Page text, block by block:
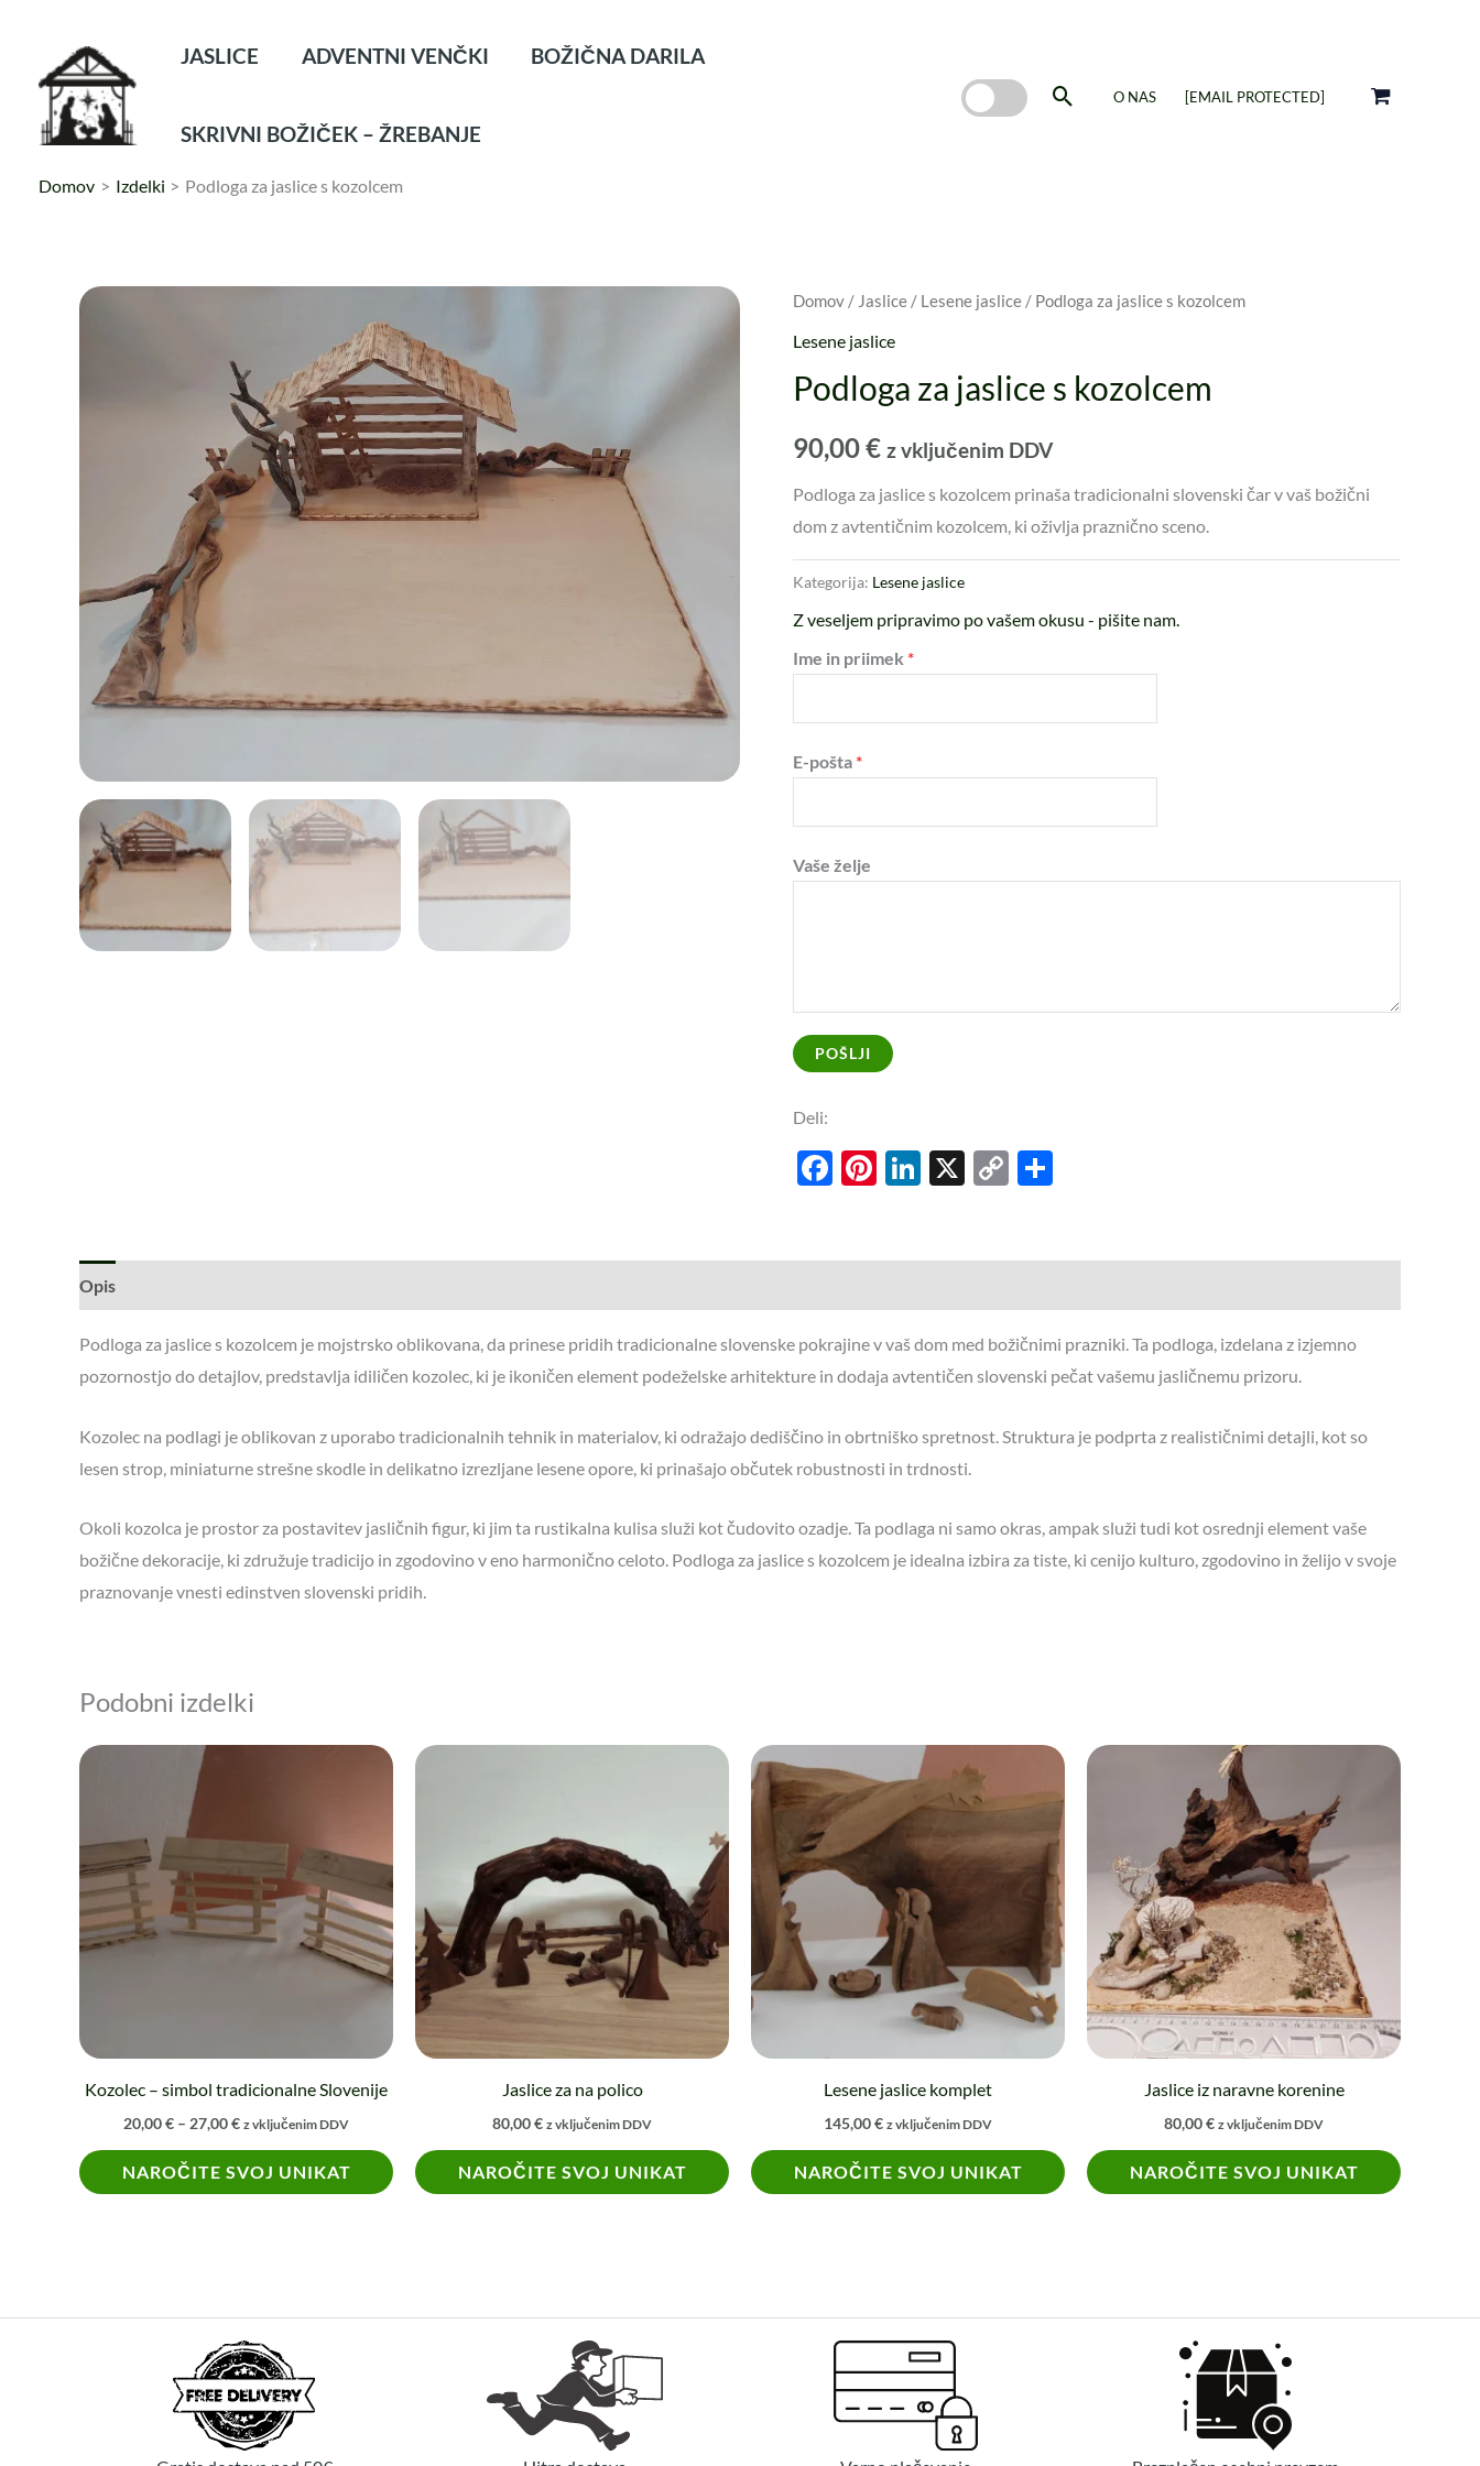
vsebino
JASLICE ADVENTNI VENČKI BOŽIČNA DARILA
SKRIVNI BOŽIČEK – ŽREBANJE
IskanjeO NAS [EMAIL PROTECTED]
Domov Izdelki Podloga za jaslice s kozolcem
Domov / Jaslice / Lesene jaslice / Podloga za jaslice s kozolcem
Lesene jaslice
Podloga za jaslice s kozolcem
90,00€ z vključenim DDV
Podloga za jaslice s kozolcem prinaša tradicionalni slovenski čar v vaš božični
dom z avtentičnim kozolcem, ki oživlja praznično sceno.
Kategorija: Lesene jaslice
Z veseljem pripravimo po vašem okusu - pišite nam.
Ime in priimek *
E-pošta *
Vaše želje
POŠLJI
Deli:
Facebook
Pinterest
LinkedIn
X
Copy
Opis
Podloga za jaslice s kozolcem je mojstrsko oblikovana, da prinese pridih tradicionalne slovenske pokrajine v vaš dom med božičnimi prazniki. Ta podloga, izdelana z izjemno
pozornostjo do detajlov, predstavlja idiličen kozolec, ki je ikoničen element podeželske arhitekture in dodaja avtentičen slovenski pečat vašemu jasličnemu prizoru.
Kozolec na podlagi je oblikovan z uporabo tradicionalnih tehnik in materialov, ki odražajo dediščino in obrtniško spretnost. Struktura je podprta z realističnimi detajli, kot so
lesen strop, miniaturne strešne skodle in delikatno izrezljane lesene opore, ki prinašajo občutek robustnosti in trdnosti.
Okoli kozolca je prostor za postavitev jasličnih figur, ki jim ta rustikalna kulisa služi kot čudovito ozadje. Ta podlaga ni samo okras, ampak služi tudi kot osrednji element vaše
božične dekoracije, ki združuje tradicijo in zgodovino v eno harmonično celoto. Podloga za jaslice s kozolcem je idealna izbira za tiste, ki cenijo kulturo, zgodovino in želijo v svoje
praznovanje vnesti edinstven slovenski pridih.
Podobni izdelki
Kozolec – simbol tradicionalne Slovenije
20,00€ – 27,00€
27,00 €
z vključenim DDV
NAROČITE SVOJ UNIKAT
Ta
različic.
Možnosti
lahko
strani
izdelka
Jaslice za na polico
80,00€ z vključenim DDV
NAROČITE SVOJ UNIKAT
Lesene jaslice komplet
145,00€ z vključenim DDV
NAROČITE SVOJ UNIKAT
Jaslice iz naravne korenine
80,00€ z vključenim DDV
NAROČITE SVOJ UNIKAT